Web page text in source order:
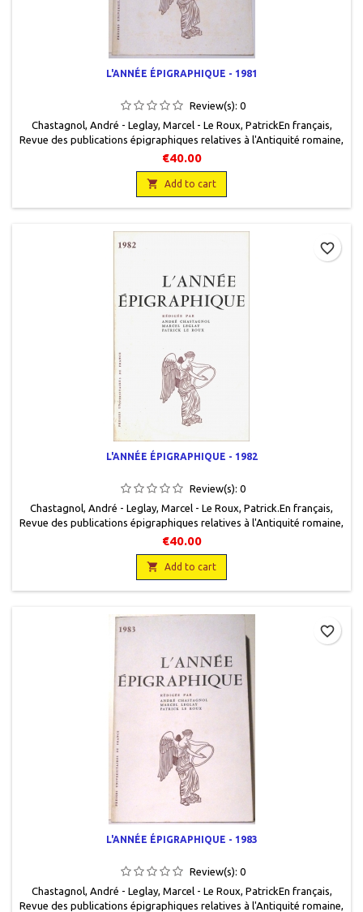
L'ANNÉE ÉPIGRAPHIQUE - 1981
Review(s): 0
Chastagnol, André - Leglay, Marcel - Le Roux, Patrick En français,
Revue des publications épigraphiques relatives à l'Antiquité romaine,
Presses universitaires de France, 1984, 15,5 x 24, 339 pages, broché,
occasion. Bon état. Nombreuses rousseurs sur la couverture.
€40.00
 Add to cart
L'ANNÉE ÉPIGRAPHIQUE - 1982
Review(s): 0
Chastagnol, André - Leglay, Marcel - Le Roux, Patrick.En français,
Revue des publications épigraphiques relatives à l'Antiquité romaine,
Presses universitaires de France, 1985, 15,5 x 24, 344 pages, broché,
occasion. Correct.9782130387947
€40.00
 Add to cart
favorite_border
L'ANNÉE ÉPIGRAPHIQUE - 1983
Review(s): 0
Chastagnol, André - Leglay, Marcel - Le Roux, Patrick En français,
Revue des publications épigraphiques relatives à l'Antiquité romaine,
favorite_border